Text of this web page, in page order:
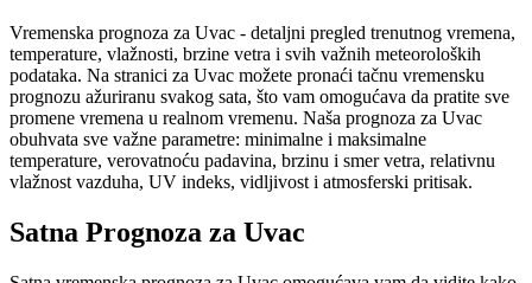
Vremenska prognoza za Uvac - detaljni pregled trenutnog vremena,
temperature, vlažnosti, brzine vetra i svih važnih meteoroloških
podataka. Na stranici za Uvac možete pronaći tačnu vremensku
prognozu ažuriranu svakog sata, što vam omogućava da pratite sve
promene vremena u realnom vremenu. Naša prognoza za Uvac
obuhvata sve važne parametre: minimalne i maksimalne
temperature, verovatnoću padavina, brzinu i smer vetra, relativnu
vlažnost vazduha, UV indeks, vidljivost i atmosferski pritisak.
Satna Prognoza za Uvac